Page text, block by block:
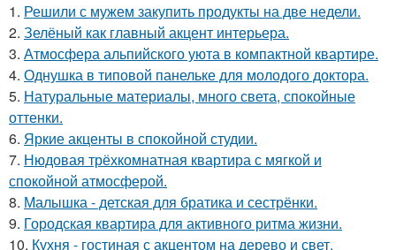
1. Решили с мужем закупить продукты на две недели.
2. Зелёный как главный акцент интерьера.
3. Атмосфера альпийского уюта в компактной квартире.
4. Однушка в типовой панельке для молодого доктора.
5. Натуральные материалы, много света, спокойные
оттенки.
6. Яркие акценты в спокойной студии.
7. Нюдовая трёхкомнатная квартира с мягкой и
спокойной атмосферой.
8. Малышка - детская для братика и сестрёнки.
9. Городская квартира для активного ритма жизни.
10. Кухня - гостиная с акцентом на дерево и свет.